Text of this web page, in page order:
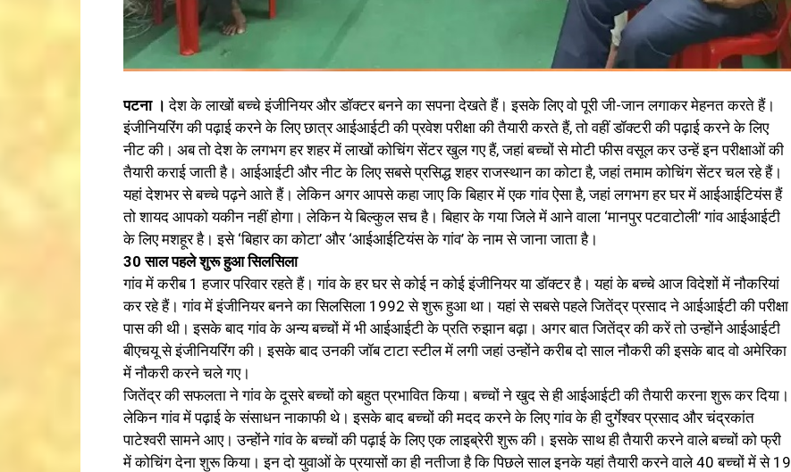
पटना । देश के लाखों बच्चे इंजीनियर और डॉक्टर बनने का सपना देखते हैं। इसके लिए वो पूरी जी-जान लगाकर मेहनत करते हैं।
इंजीनियरिंग की पढ़ाई करने के लिए छात्र आईआईटी की प्रवेश परीक्षा की तैयारी करते हैं, तो वहीं डॉक्टरी की पढ़ाई करने के लिए
नीट की। अब तो देश के लगभग हर शहर में लाखों कोचिंग सेंटर खुल गए हैं, जहां बच्चों से मोटी फीस वसूल कर उन्हें इन परीक्षाओं की
तैयारी कराई जाती है। आईआईटी और नीट के लिए सबसे प्रसिद्ध शहर राजस्थान का कोटा है, जहां तमाम कोचिंग सेंटर चल रहे हैं।
यहां देशभर से बच्चे पढ़ने आते हैं। लेकिन अगर आपसे कहा जाए कि बिहार में एक गांव ऐसा है, जहां लगभग हर घर में आईआईटियंस हैं
तो शायद आपको यकीन नहीं होगा। लेकिन ये बिल्कुल सच है। बिहार के गया जिले में आने वाला ‘मानपुर पटवाटोली’ गांव आईआईटी
के लिए मशहूर है। इसे ‘बिहार का कोटा’ और ‘आईआईटियंस के गांव’ के नाम से जाना जाता है।
30 साल पहले शुरू हुआ सिलसिला
गांव में करीब 1 हजार परिवार रहते हैं। गांव के हर घर से कोई न कोई इंजीनियर या डॉक्टर है। यहां के बच्चे आज विदेशों में नौकरियां
कर रहे हैं। गांव में इंजीनियर बनने का सिलसिला 1992 से शुरू हुआ था। यहां से सबसे पहले जितेंद्र प्रसाद ने आईआईटी की परीक्षा
पास की थी। इसके बाद गांव के अन्य बच्चों में भी आईआईटी के प्रति रुझान बढ़ा। अगर बात जितेंद्र की करें तो उन्होंने आईआईटी
बीएचयू से इंजीनियरिंग की। इसके बाद उनकी जॉब टाटा स्टील में लगी जहां उन्होंने करीब दो साल नौकरी की इसके बाद वो अमेरिका
में नौकरी करने चले गए।
जितेंद्र की सफलता ने गांव के दूसरे बच्चों को बहुत प्रभावित किया। बच्चों ने खुद से ही आईआईटी की तैयारी करना शुरू कर दिया।
लेकिन गांव में पढ़ाई के संसाधन नाकाफी थे। इसके बाद बच्चों की मदद करने के लिए गांव के ही दुर्गेश्वर प्रसाद और चंद्रकांत
पाटेश्वरी सामने आए। उन्होंने गांव के बच्चों की पढ़ाई के लिए एक लाइब्रेरी शुरू की। इसके साथ ही तैयारी करने वाले बच्चों को फ्री
में कोचिंग देना शुरू किया। इन दो युवाओं के प्रयासों का ही नतीजा है कि पिछले साल इनके यहां तैयारी करने वाले 40 बच्चों में से 19